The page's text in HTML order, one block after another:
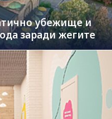
убежище и
заради жегите